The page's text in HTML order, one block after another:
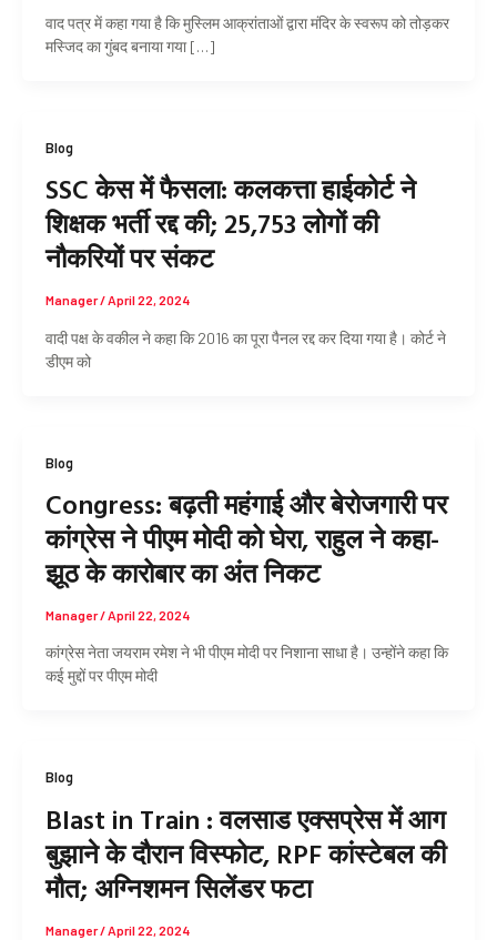
वाद पत्र में कहा गया है कि मुस्लिम आक्रांताओं द्वारा मंदिर के स्वरूप को तोड़कर
मस्जिद का गुंबद बनाया गया […]
Blog
SSC केस में फैसला: कलकत्ता हाईकोर्ट ने
शिक्षक भर्ती रद्द की; 25,753 लोगों की
नौकरियों पर संकट
Manager/April 22, 2024
वादी पक्ष के वकील ने कहा कि 2016 का पूरा पैनल रद्द कर दिया गया है। कोर्ट ने
डीएम को
Blog
Congress: बढ़ती महंगाई और बेरोजगारी पर
कांग्रेस ने पीएम मोदी को घेरा, राहुल ने कहा-
झूठ के कारोबार का अंत निकट
Manager/April 22, 2024
कांग्रेस नेता जयराम रमेश ने भी पीएम मोदी पर निशाना साधा है। उन्होंने कहा कि
कई मुद्दों पर पीएम मोदी
Blog
Blast in Train : वलसाड एक्सप्रेस में आग
बुझाने के दौरान विस्फोट, RPF कांस्टेबल की
मौत; अग्निशमन सिलेंडर फटा
Manager/April 22, 2024